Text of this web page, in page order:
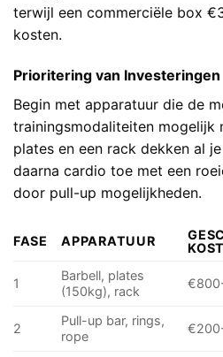
terwijl een commerciële box
kosten.
Prioritering van Investeringen
Begin met apparatuur die de
trainingsmodaliteiten mogelijk
plates en een rack dekken al
daarna cardio toe met een
door pull-up mogelijkheden.
FASE APPARATUUR
1
Barbell, plates
(150kg), rack
2
Pull-up bar, rings,
rope